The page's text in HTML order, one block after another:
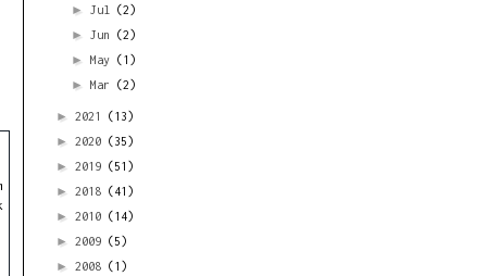
►Jul (2)
►Jun (2)
►May (1)
►Mar (2)
► 2021 (13)
► 2020 (35)
► 2019 (51)
► 2018 (41)
► 2010 (14)
► 2009 (5)
► 2008 (1)